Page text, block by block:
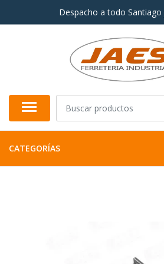
Despacho a todo Santiago
CATEGORÍAS